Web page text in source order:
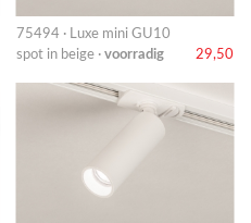
75494 · Luxe mini GU10
spot in beige · voorradig 29,50